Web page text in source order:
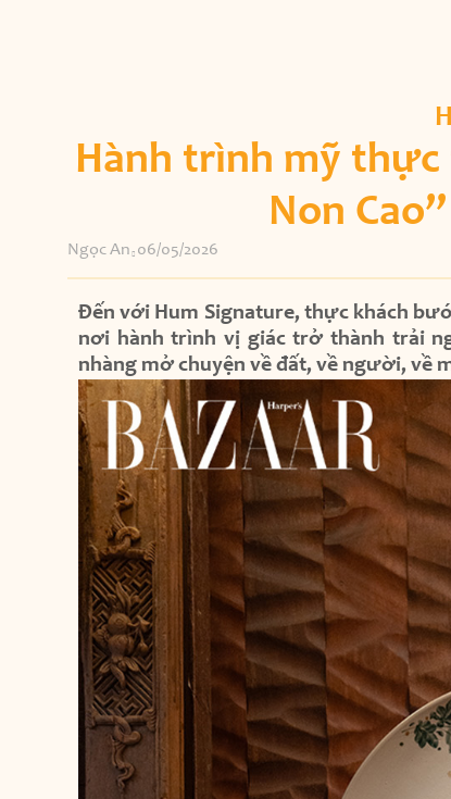
Hành trình mỹ
Non
Ngọc An 06/05/2026
Đến với Hum Signature, thực khách
nơi hành trình vị giác trở thành trải
nhàng mở chuyện về đất, về người, về